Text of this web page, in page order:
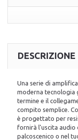
DESCRIZIONE
Una serie di
moderna tecnologia
termine e il
compito semplice.
è progettato per
fornirà l'uscita audio
palcoscenico o nel